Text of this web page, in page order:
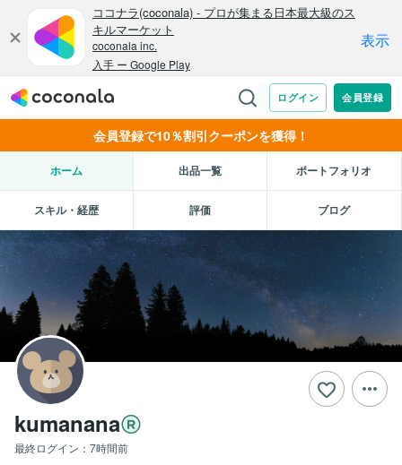
会員登録で10％割引クーポンを獲得！
ホーム 出品一覧 ポートフォリオ
スキル・経歴 評価 ブログ
kumanana
最終ログイン： 7時間前